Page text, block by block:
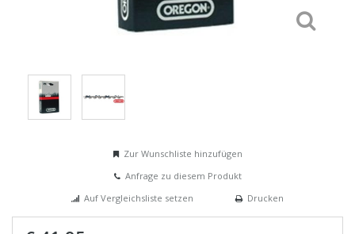
Zur Wunschliste hinzufügen
Anfrage zu diesem Produkt
Auf Vergleichsliste setzen
Drucken